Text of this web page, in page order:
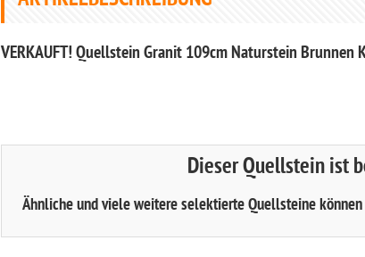
VERKAUFT! Quellstein Granit 109cm Naturstein
Dieser Quellstein ist
Ähnliche und viele weitere selektierte Quellsteine